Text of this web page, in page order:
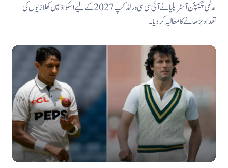
عالمی چیمپئن آسٹریلیا نے آئی سی سی ورلڈکپ 2027 کے لیے اسکواڈ میں کھلاڑیوں کی
تعداد بڑھانے کا مطالبہ کردیا۔